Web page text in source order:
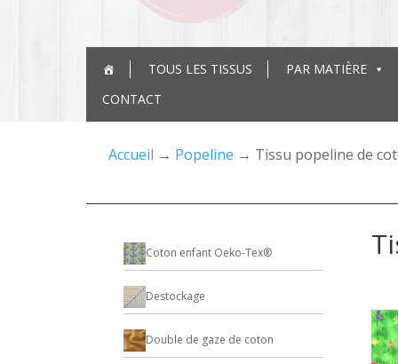
TOUS LES TISSUS
PAR MATIÈRE
CONTACT
Accueil → Popeline → Tissu popeline de
Coton enfant Oeko-Tex®
Destockage
Double de gaze de coton